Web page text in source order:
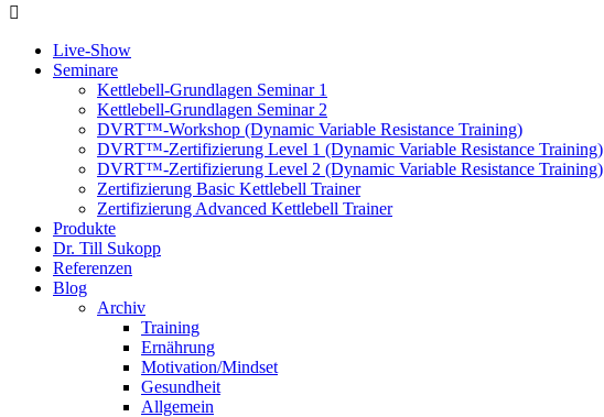
Live-Show
Seminare
Kettlebell-Grundlagen Seminar 1
Kettlebell-Grundlagen Seminar 2
DVRT™-Workshop (Dynamic Variable Resistance Training)
DVRT™-Zertifizierung Level 1 (Dynamic Variable Resistance Training)
DVRT™-Zertifizierung Level 2 (Dynamic Variable Resistance Training)
Zertifizierung Basic Kettlebell Trainer
Zertifizierung Advanced Kettlebell Trainer
Produkte
Dr. Till Sukopp
Referenzen
Blog
Archiv
Training
Ernährung
Motivation/Mindset
Gesundheit
Allgemein